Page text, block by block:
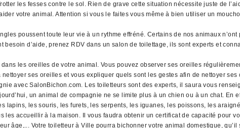
les fesses contre le sol. Rien de grave cette situation nécessite juste de
votre animal. Attention si vous le faites vous même à bien utiliser un
poussent toute leur vie à un rythme effréné. Certains de nos animaux
d’aide, prenez RDV dans un salon de toilettage, ils sont experts et
les oreilles de votre animal. Vous pouvez observer ses oreilles
ses oreilles et vous expliquer quels sont les gestes afin de nettoyer
avec SalonBichon.com. Les toiletteurs sont des experts, il saura vous
un animal de compagnie ne se limite plus à un chien ou à un chat.
lapins, les souris, les furets, les serpents, les iguanes, les poissons, les
les accueillir à la maison. Il vous faudra obtenir un certificat de capacité pour
âge,... Votre toiletteur à Ville pourra bichonner votre animal domestique,